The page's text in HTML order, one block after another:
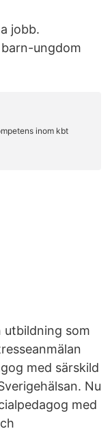
jobb.
ungdom
utbildning som
med särskild
Nu
med